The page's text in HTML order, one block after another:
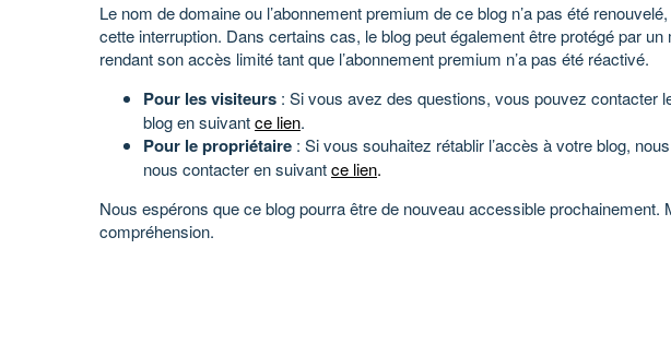
Le nom de domaine ou l’abonnement premium de ce blog n’a pas été
cette interruption. Dans certains cas, le blog peut également être protégé par un
rendant son accès limité tant que l’abonnement premium n’a pas été réactivé.
Pour les visiteurs : Si vous avez des questions, vous pouvez contacter
blog en suivantce lien.
Pour le propriétaire : Si vous souhaitez rétablir l’accès à votre blog,
nous contacter en suivantce lien.
Nous espérons que ce blog pourra être de nouveau accessible prochainement.
compréhension.